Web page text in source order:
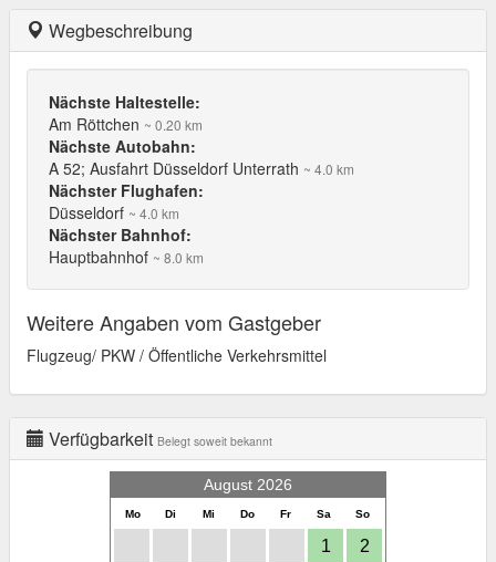
Wegbeschreibung
Nächste Haltestelle:
Am Röttchen ~ 0.20 km
Nächste Autobahn:
A 52; Ausfahrt Düsseldorf Unterrath ~ 4.0 km
Nächster Flughafen:
Düsseldorf ~ 4.0 km
Nächster Bahnhof:
Hauptbahnhof ~ 8.0 km
Weitere Angaben vom Gastgeber
Flugzeug/ PKW / Öffentliche Verkehrsmittel
Verfügbarkeit Belegt soweit bekannt
August 2026
Mo Di Mi Do Fr Sa So
1 2